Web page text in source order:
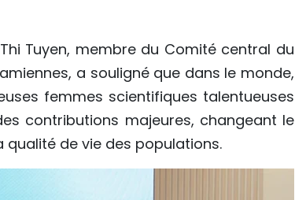
Tuyen, membre du Comité central du
a souligné que dans le monde,
femmes scientifiques talentueuses
contributions majeures, changeant le
qualité de vie des populations.